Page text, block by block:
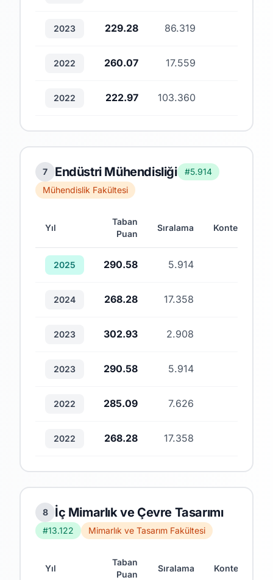
2023 229.28 86.319
2022 260.07 17.559
2022 222.97 103.360
7 Endüstri Mühendisliği
#5.914
Mühendislik Fakültesi
Yıl
Taban
Puan
Sıralama Kontenjan
2025 290.58 5.914
2024 268.28 17.358
2023 302.93 2.908
2023 290.58 5.914
2022 285.09 7.626
2022 268.28 17.358
8 İç Mimarlık ve Çevre Tasarımı
#13.122 Mimarlık ve Tasarım Fakültesi
Yıl
Taban
Puan
Sıralama Kontenjan